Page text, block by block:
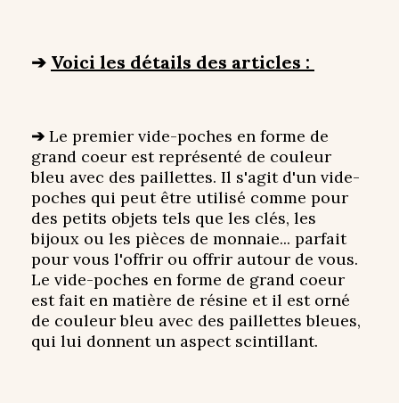
➔ Voici les détails des articles :
➔ Le premier vide-poches en forme de
grand coeur est représenté de couleur
bleu avec des paillettes. Il s'agit d'un vide-
poches qui peut être utilisé comme pour
des petits objets tels que les clés, les
bijoux ou les pièces de monnaie... parfait
pour vous l'offrir ou offrir autour de vous.
Le vide-poches en forme de grand coeur
est fait en matière de résine et il est orné
de couleur bleu avec des paillettes bleues,
qui lui donnent un aspect scintillant.